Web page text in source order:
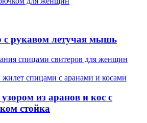
с рукавом летучая мышь
спицами свитеров для женщин
из аранов и кос с
стойка